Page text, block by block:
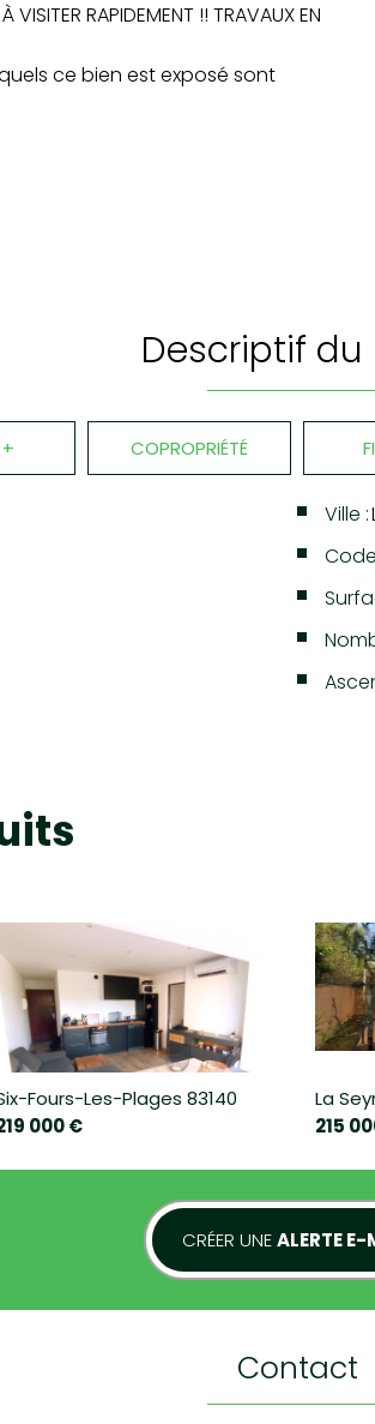
RAPIDEMENT !! TRAVAUX EN
ce bien est exposé sont
descriptif du
COPROPRIÉTÉ
Ville :
COLLÈGE
ENSEIGNEMENT SUPÉRIEUR
BUREAU DE POSTE
Fours-Les-Plages 83140
000 €
La
215
CRÉER UNEALERTE E-
contact